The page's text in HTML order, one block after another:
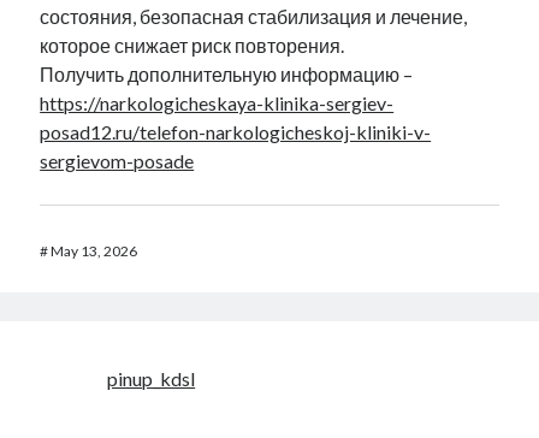
состояния, безопасная стабилизация и лечение,
которое снижает риск повторения.
Получить дополнительную информацию –
https://narkologicheskaya-klinika-sergiev-
posad12.ru/telefon-narkologicheskoj-kliniki-v-
sergievom-posade
#May 13, 2026
pinup_kdsl